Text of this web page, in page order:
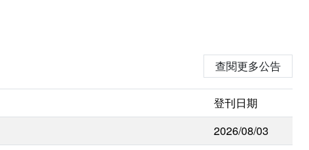
查閱更多公告
登刊日期
2026/08/03